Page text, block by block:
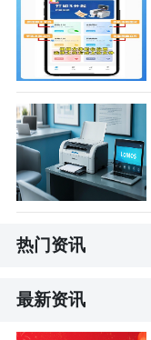
热门资讯
最新资讯